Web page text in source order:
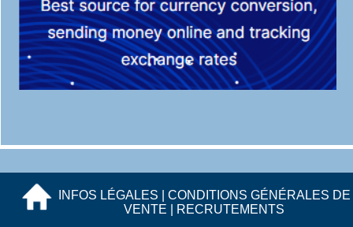
INFOS LÉGALES
CONDITIONS GÉNÉRALES DE
VENTE
RECRUTEMENTS